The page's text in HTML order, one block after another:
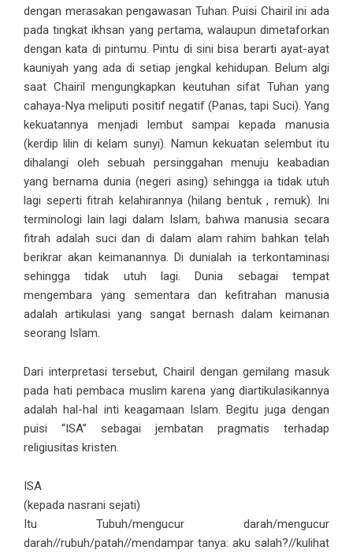
dengan merasakan pengawasan Tuhan. Puisi Chairil ini ada
pada tingkat ikhsan yang pertama, walaupun dimetaforkan
dengan kata di pintumu. Pintu di sini bisa berarti ayat-ayat
kauniyah yang ada di setiap jengkal kehidupan. Belum algi
saat Chairil mengungkapkan keutuhan sifat Tuhan yang
cahaya-Nya meliputi positif negatif (Panas, tapi Suci). Yang
kekuatannya menjadi lembut sampai kepada manusia
(kerdip lilin di kelam sunyi). Namun kekuatan selembut itu
dihalangi oleh sebuah persinggahan menuju keabadian
yang bernama dunia (negeri asing) sehingga ia tidak utuh
lagi seperti fitrah kelahirannya (hilang bentuk , remuk). Ini
terminologi lain lagi dalam Islam, bahwa manusia secara
fitrah adalah suci dan di dalam alam rahim bahkan telah
berikrar akan keimanannya. Di dunialah ia terkontaminasi
sehingga tidak utuh lagi. Dunia sebagai tempat
mengembara yang sementara dan kefitrahan manusia
adalah artikulasi yang sangat bernash dalam keimanan
seorang Islam.
Dari interpretasi tersebut, Chairil dengan gemilang masuk
pada hati pembaca muslim karena yang diartikulasikannya
adalah hal-hal inti keagamaan Islam. Begitu juga dengan
puisi “ISA” sebagai jembatan pragmatis terhadap
religiusitas kristen.
ISA
(kepada nasrani sejati)
Itu Tubuh/mengucur darah/mengucur
darah//rubuh/patah//mendampar tanya: aku salah?//kulihat